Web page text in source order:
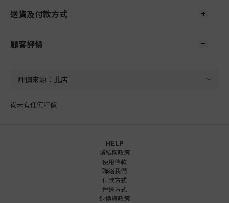
送貨及付款方式
顧客評價
尚未有任何評價
HELP
隱私權政策
使用條款
聯絡我們
付款方式
運送方式
退換貨政策